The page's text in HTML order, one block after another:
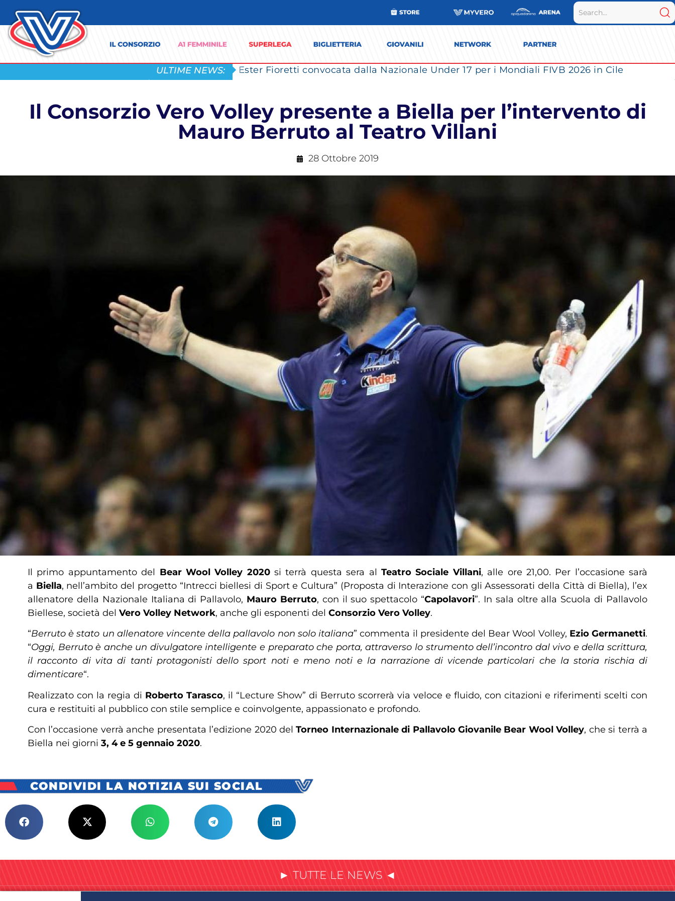
ULTIME NEWS: Ester Fioretti convocata dalla Nazionale Under 17 per i Mondiali FIVB 2026 in Cile
Il Consorzio Vero Volley presente a Biella per l’intervento di
Mauro Berruto al Teatro Villani
28 Ottobre 2019
Il primo appuntamento del Bear Wool Volley 2020si terrà questa sera al Teatro Sociale Villani, alle ore 21,00. Per l’occasione sarà
a Biella, nell’ambito del progetto “Intrecci biellesi di Sport e Cultura” (Proposta di Interazione con gli Assessorati della Città di Biella), l’ex
allenatore della Nazionale Italiana di Pallavolo, Mauro Berruto, con il suo spettacolo “Capolavori”. In sala oltre alla Scuola di Pallavolo
Biellese, società del Vero Volley Network, anche gli esponenti del Consorzio Vero Volley.
“Berruto è stato un allenatore vincente della pallavolo non solo italiana” commenta il presidente del Bear Wool Volley, Ezio Germanetti.
“Oggi, Berruto è anche un divulgatore intelligente e preparato che porta, attraverso lo strumento dell’incontro dal vivo e della scrittura,
il racconto di vita di tanti protagonisti dello sport noti e meno noti e la narrazione di vicende particolari che la storia rischia di
dimenticare“.
Realizzato con la regia di Roberto Tarasco, il “Lecture Show” di Berruto scorrerà via veloce e fluido, con citazioni e riferimenti scelti con
cura e restituiti al pubblico con stile semplice e coinvolgente, appassionato e profondo.
Con l’occasione verrà anche presentata l’edizione 2020 delTorneo Internazionale di Pallavolo Giovanile Bear Wool Volley, che si terrà a
Biella nei giorni 3, 4 e 5 gennaio 2020.
CONDIVIDI LA NOTIZIA SUI SOCIAL
► TUTTE LE NEWS ◄